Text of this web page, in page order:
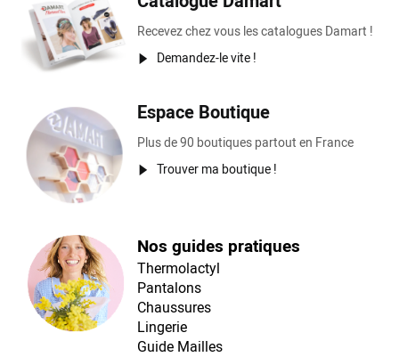
Recevez chez vous les catalogues Damart !
Demandez-le vite !
Espace Boutique
Plus de 90 boutiques partout en France
Trouver ma boutique !
Nos guides pratiques
Thermolactyl
Pantalons
Chaussures
Lingerie
Guide Mailles